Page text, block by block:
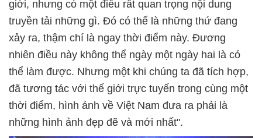
giới, nhưng có một điều rất quan trọng nội dung
truyền tải những gì. Đó có thể là những thứ đang
xảy ra, thậm chí là ngay thời điểm này. Đương
nhiên điều này không thể ngày một ngày hai là có
thể làm được. Nhưng một khi chúng ta đã tích hợp,
đã tương tác với thế giới trực tuyến trong cùng một
thời điểm, hình ảnh về Việt Nam đưa ra phải là
những hình ảnh đẹp đẽ và mới nhất".